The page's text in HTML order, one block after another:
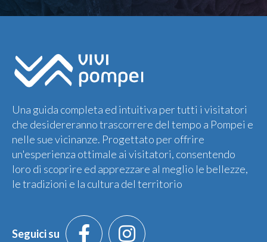
Una guida completa ed intuitiva per tutti i visitatori
che desidereranno trascorrere del tempo a Pompei e
nelle sue vicinanze. Progettato per offrire
un'esperienza ottimale ai visitatori, consentendo
loro di scoprire ed apprezzare al meglio le bellezze,
le tradizioni e la cultura del territorio
Seguici su